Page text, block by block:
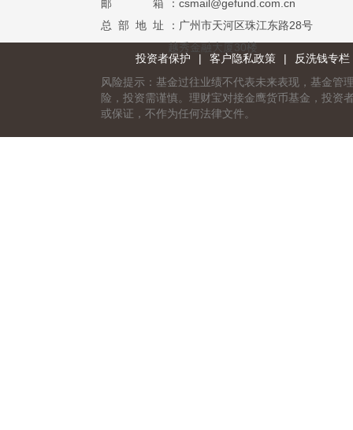
邮 箱
：csmail@gefund.com.cn
总 部 地 址
：广州市天河区珠江东路28号
越秀金融大厦30楼
投资者保护
| 客户隐私政策 |
反洗钱专栏
风险提示：基金过往业绩不代表未来表现，基金管
险，投资需谨慎。理财宝对接金鹰货币基金，投资
或保证，不作为任何法律文件。